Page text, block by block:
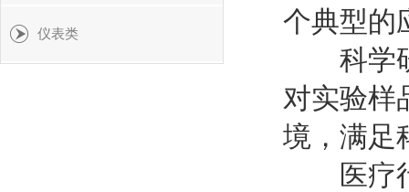
个典型的
科学研
对实验样
境，满足
医疗行
仪表类